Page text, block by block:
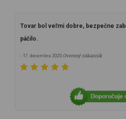
Tovar bol veľmi dobre, bezpečne
páčilo.
- 17. decembra 2025 Overený zákazník